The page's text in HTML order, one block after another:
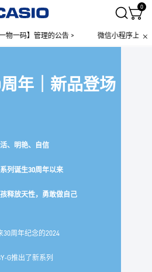
0
一码】管理的公告 > 微信小程序上线售
周年｜新品登场
、明艳、自信
列诞生30周年以来
释放天性，勇敢做自己
30周年纪念的2024
G推出了新系列